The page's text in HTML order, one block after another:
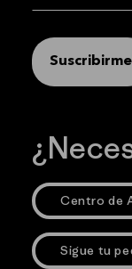
Suscribirme
Centro de
Sigue tu